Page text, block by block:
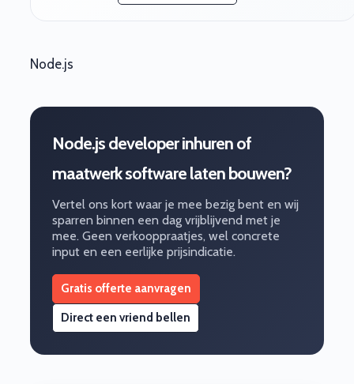
Node.js
Node.js developer inhuren of
maatwerk software laten bouwen?
Vertel ons kort waar je mee bezig bent en wij
sparren binnen een dag vrijblijvend met je
mee. Geen verkooppraatjes, wel concrete
input en een eerlijke prijsindicatie.
Gratis offerte aanvragen
Direct een vriend bellen